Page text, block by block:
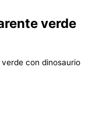
verde
con dinosaurio